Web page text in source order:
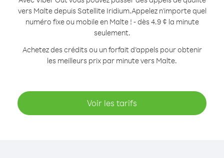
vers Malte depuis Satellite Iridium.Appelez n'importe quel
numéro fixe ou mobile en Malte ! - dès 4.9 ¢ la minute
seulement.
Achetez des crédits ou un forfait d’appels pour obtenir
les meilleurs prix par minute vers Malte.
Voir les tarifs